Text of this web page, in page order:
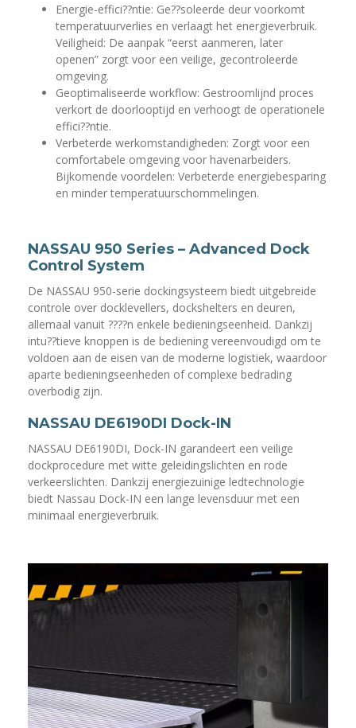
Energie-effici??ntie: Ge??soleerde deur voorkomt
temperatuurverlies en verlaagt het energieverbruik.
Veiligheid: De aanpak “eerst aanmeren, later
openen” zorgt voor een veilige, gecontroleerde
omgeving.
Geoptimaliseerde workflow: Gestroomlijnd proces
verkort de doorlooptijd en verhoogt de operationele
effici??ntie.
Verbeterde werkomstandigheden: Zorgt voor een
comfortabele omgeving voor havenarbeiders.
Bijkomende voordelen: Verbeterde energiebesparing
en minder temperatuurschommelingen.
NASSAU 950 Series – Advanced Dock
Control System
De NASSAU 950-serie dockingsysteem biedt uitgebreide
controle over docklevellers, dockshelters en deuren,
allemaal vanuit ????n enkele bedieningseenheid. Dankzij
intu??tieve knoppen is de bediening vereenvoudigd om te
voldoen aan de eisen van de moderne logistiek, waardoor
aparte bedieningseenheden of complexe bedrading
overbodig zijn.
NASSAU DE6190DI Dock-IN
NASSAU DE6190DI, Dock-IN garandeert een veilige
dockprocedure met witte geleidingslichten en rode
verkeerslichten. Dankzij energiezuinige ledtechnologie
biedt Nassau Dock-IN een lange levensduur met een
minimaal energieverbruik.